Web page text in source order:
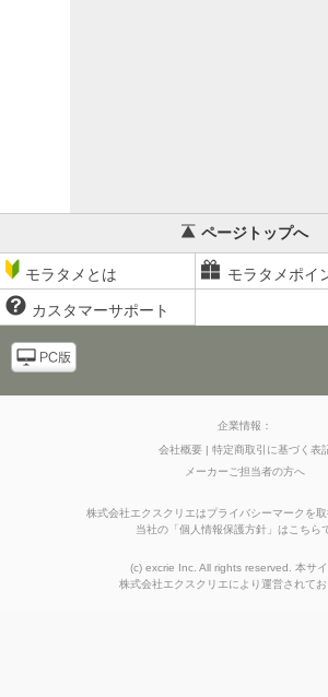
ページトップへ
モラタメとは モラタメポイ
カスタマーサポート
企業情報：
会社概要
特定商取引に基づく表
メーカーご担当者の方へ
株式会社エクスクリエはプライバシーマークを取
当社の 「個人情報保護方針 」はこちら
(c) excrie Inc. All rights reserved. 本サイ
株式会社エクスクリエにより運営されてお